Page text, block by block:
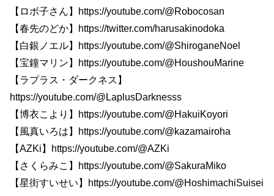
【ロボ子さん】https://youtube.com/@Robocosan
【春先のどか】https://twitter.com/harusakinodoka
【白銀ノエル】https://youtube.com/@ShiroganeNoel
【宝鐘マリン】https://youtube.com/@HoushouMarine
【ラプラス・ダークネス】
https://youtube.com/@LaplusDarknesss
【博衣こより】https://youtube.com/@HakuiKoyori
【風真いろは】https://youtube.com/@kazamairoha
【AZKi】https://youtube.com/@AZKi
【さくらみこ】https://youtube.com/@SakuraMiko
【星街すいせい】https://youtube.com/@HoshimachiSuisei